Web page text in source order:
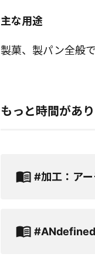
主な用途
製菓、製パン全般
もっと時間があ
#加工：ア
#ANdefined